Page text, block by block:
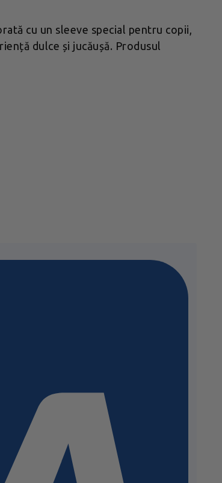
cu un sleeve special pentru copii,
dulce și jucăușă. Produsul